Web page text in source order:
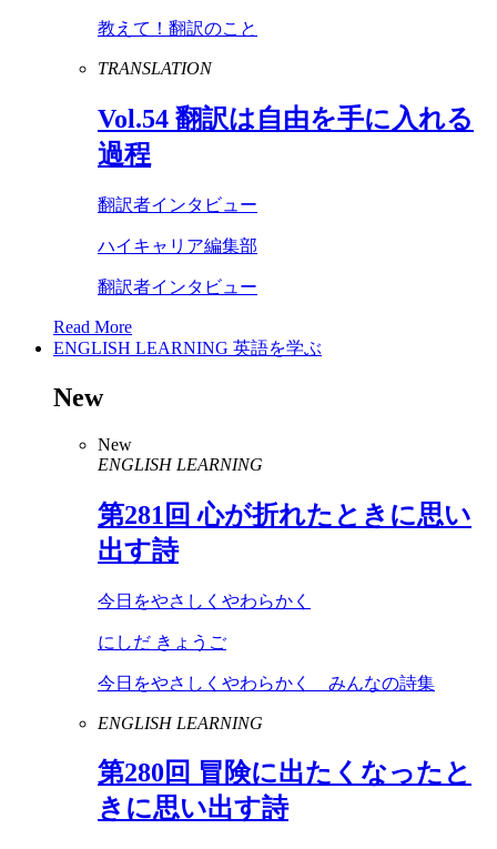
教えて！翻訳のこと
TRANSLATION
Vol.54 翻訳は自由を手に入れる
過程
翻訳者インタビュー
ハイキャリア編集部
翻訳者インタビュー
Read More
ENGLISH LEARNING 英語を学ぶ
New
New
ENGLISH LEARNING
第281 回 心が折れたときに思い
出す詩
今日をやさしくやわらかく
にしだ きょうご
今日をやさしくやわらかく みんなの詩集
ENGLISH LEARNING
第280回 冒険に出たくなったと
きに思い出す詩